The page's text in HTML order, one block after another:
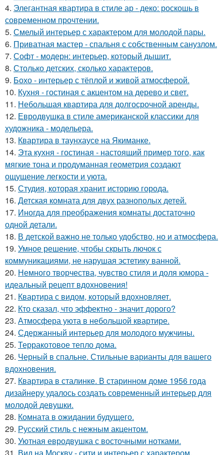
4. Элегантная квартира в стиле ар - деко: роскошь в
современном прочтении.
5. Смелый интерьер с характером для молодой пары.
6. Приватная мастер - спальня с собственным санузлом.
7. Софт - модерн: интерьер, который дышит.
8. Столько детских, сколько характеров.
9. Бохо - интерьер с тёплой и живой атмосферой.
10. Кухня - гостиная с акцентом на дерево и свет.
11. Небольшая квартира для долгосрочной аренды.
12. Евродвушка в стиле американской классики для
художника - модельера.
13. Квартира в таунхаусе на Якиманке.
14. Эта кухня - гостиная - настоящий пример того, как
мягкие тона и продуманная геометрия создают
ощущение легкости и уюта.
15. Студия, которая хранит историю города.
16. Детская комната для двух разнополых детей.
17. Иногда для преображения комнаты достаточно
одной детали.
18. В детской важно не только удобство, но и атмосфера.
19. Умное решение, чтобы скрыть лючок с
коммуникациями, не нарушая эстетику ванной.
20. Немного творчества, чувство стиля и доля юмора -
идеальный рецепт вдохновения!
21. Квартира с видом, который вдохновляет.
22. Кто сказал, что эффектно - значит дорого?
23. Атмосфера уюта в небольшой квартире.
24. Сдержанный интерьер для молодого мужчины.
25. Терракотовое тепло дома.
26. Черный в спальне. Стильные варианты для вашего
вдохновения.
27. Квартира в сталинке. В старинном доме 1956 года
дизайнеру удалось создать современный интерьер для
молодой девушки.
28. Комната в ожидании будущего.
29. Русский стиль с нежным акцентом.
30. Уютная евродвушка с восточными нотками.
31. Вид на Москву - сити и интерьер с характером.